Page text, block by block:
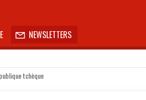
 NEWSLETTERS
tchèque